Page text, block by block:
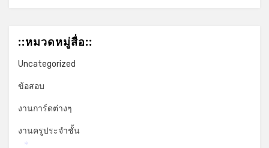
::หมวดหมู่สื่อ::
Uncategorized
ข้อสอบ
งานการ์ดต่างๆ
งานครูประจำชั้น